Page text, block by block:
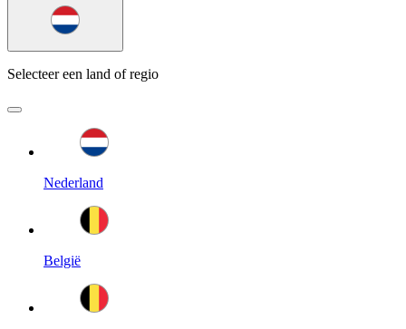
Selecteer een land of regio
Nederland
België